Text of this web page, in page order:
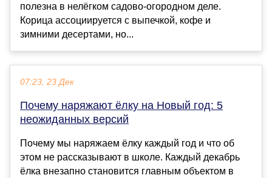
полезна в нелёгком садово-огородном деле.
Корица ассоциируется с выпечкой, кофе и
зимними десертами, но...
07:23, 23 Дек
Почему наряжают ёлку на Новый год: 5
неожиданных версий
Почему мы наряжаем ёлку каждый год и что об
этом не рассказывают в школе. Каждый декабрь
ёлка внезапно становится главным объектом в